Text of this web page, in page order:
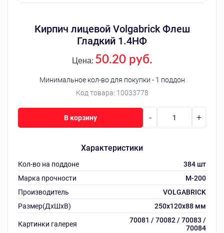
Кирпич лицевой Volgabrick Флеш
Гладкий 1.4НФ
Код товара: 10033778
Цена: 50.20 руб.
Минимальное кол-во для покупки - 1 поддон
Характеристики
Кол-во на поддоне
384 шт
Марка прочности
М-200
Производитель
VOLGABRICK
Размер(ДхШхВ)
250х120х88 мм
Картинки галерея
70081 / 70082 / 70083 /
70084
- +
В корзину